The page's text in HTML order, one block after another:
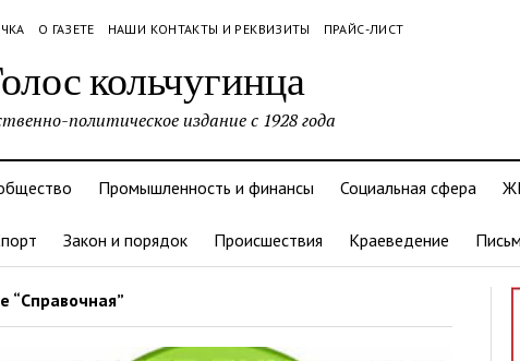
О ГАЗЕТЕ НАШИ КОНТАКТЫ И РЕКВИЗИТЫ ПРАЙС-ЛИСТ
кольчугинца
политическое издание с 1928 года
Промышленность и финансы Социальная сфера
Закон и порядок Происшествия Краеведение
“Справочная”